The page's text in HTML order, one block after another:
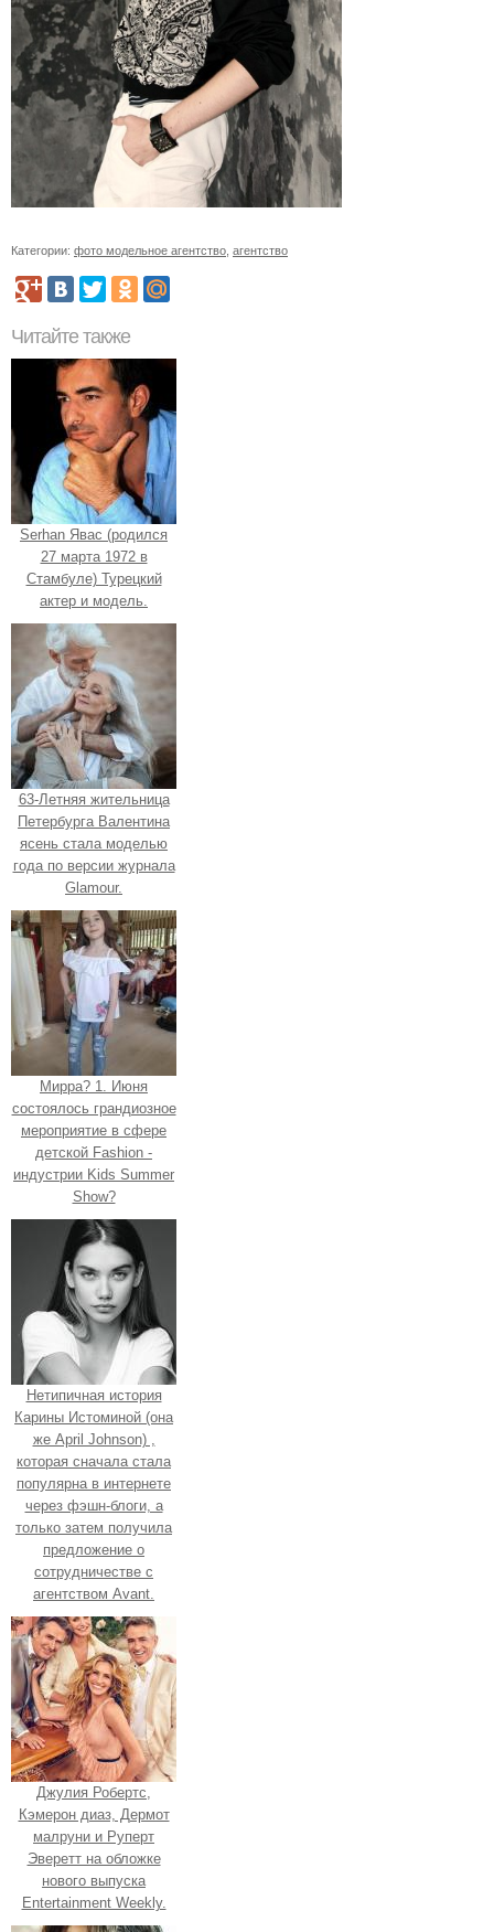
Категории: фото модельное агентство агентство
Читайте также
Serhan Явас (родился
27 марта 1972 в
Стамбуле) Турецкий
актер и модель.
63-Летняя жительница
Петербурга Валентина
ясень стала моделью
года по версии журнала
Glamour.
Мирра? 1. Июня
состоялось грандиозное
мероприятие в сфере
детской Fashion -
индустрии Kids Summer
Show?
Нетипичная история
Карины Истоминой (она
же April Johnson) ,
которая сначала стала
популярна в интернете
через фэшн-блоги, а
только затем получила
предложение о
сотрудничестве с
агентством Avant.
Джулия Робертс,
Кэмерон диаз, Дермот
малруни и Руперт
Эверетт на обложке
нового выпуска
Entertainment Weekly.